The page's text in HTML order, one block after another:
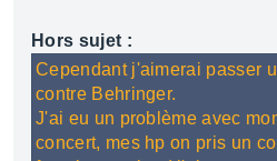
Hors sujet :
Cependant j'aimerai passer
contre Behringer.
J'ai eu un problème avec
concert, mes hp on pris un